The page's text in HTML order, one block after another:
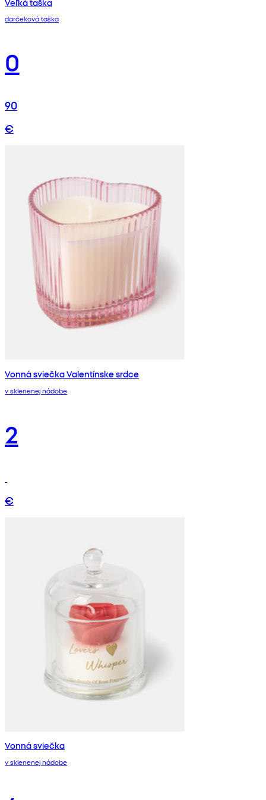
darčeková taška
0
90
€
Vonná sviečka Valentínske srdce
v sklenenej nádobe
2
€
Vonná sviečka
v sklenenej nádobe